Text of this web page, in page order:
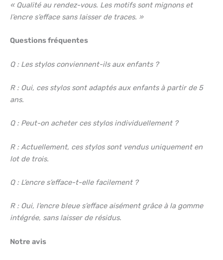
« Qualité au rendez-vous. Les motifs sont mignons et
l’encre s’efface sans laisser de traces. »
Questions fréquentes
Q : Les stylos conviennent-ils aux enfants ?
R : Oui, ces stylos sont adaptés aux enfants à partir de 5
ans.
Q : Peut-on acheter ces stylos individuellement ?
R : Actuellement, ces stylos sont vendus uniquement en
lot de trois.
Q : L’encre s’efface-t-elle facilement ?
R : Oui, l’encre bleue s’efface aisément grâce à la gomme
intégrée, sans laisser de résidus.
Notre avis